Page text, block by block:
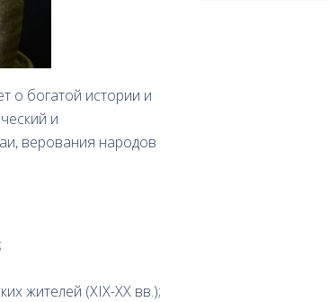
о богатой истории и
и
верования народов
жителей (XIX-XX вв.);